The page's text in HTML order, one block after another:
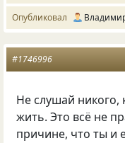
Опубликовал
#1746996
Не слушай никого,
жить. Это всё не
причине, что ты и